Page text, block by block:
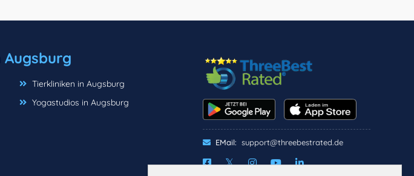
Augsburg
Tierkliniken in Augsburg
Yogastudios in Augsburg
EMail: support@threebestrated.de